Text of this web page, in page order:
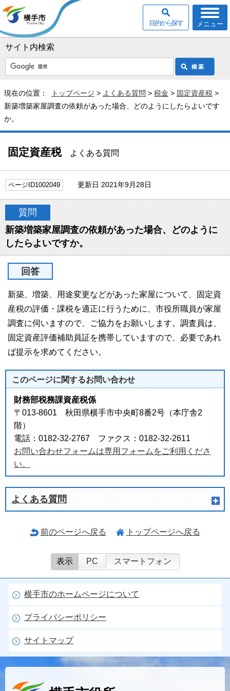
サイト内検索
メニュー
目的から探す
現在の位置： トップページ > よくある質問 > 税金 > 固定資産税 >
新築増築家屋調査の依頼があった場合、どのようにしたらよいです
か。
固定資産税よくある質問
ページID1002049 更新日 2021年9月28日
質問
新築増築家屋調査の依頼があった場合、どのように
したらよいですか。
回答
新築、増築、用途変更などがあった家屋について、固定資
産税の評価・課税を適正に行うために、市役所職員が家屋
調査に伺いますので、ご協力をお願いします。調査員は、
固定資産評価補助員証を携帯していますので、必要であれ
ば提示を求めてください。
このページに関するお問い合わせ
財務部税務課資産税係
〒013-8601 秋田県横手市中央町8番2号（本庁舎2
階）
電話：0182-32-2767 ファクス：0182-32-2611
お問い合わせフォームは専用フォームをご利用くださ
い。
よくある質問
前のページへ戻る トップページへ戻る
表示 PC スマートフォン
横手市のホームページについて
プライバシーポリシー
サイトマップ